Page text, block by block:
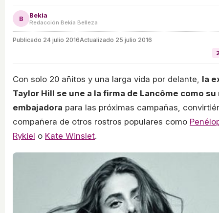
B Bekia
Redacción Bekia Belleza
Publicado 24 julio 2016Actualizado 25 julio 2016
Con solo 20 añitos y una larga vida por delante, la
Taylor Hill se une a la firma de Lancôme como su
embajadora para las próximas campañas,
compañera de otros rostros populares como
Rykiel o Kate Winslet.